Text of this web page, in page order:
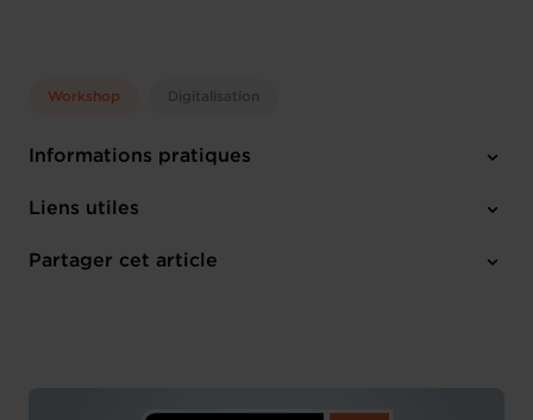
Workshop Digitalisation
Informations pratiques
Mercredi 12 Avr 2023
House of Entrepreneurship
Liens utiles
M'inscrire
Partager cet article